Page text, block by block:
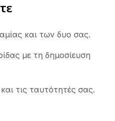
και των δυο σας.
με τη δημοσίευση
τις ταυτότητές σας.